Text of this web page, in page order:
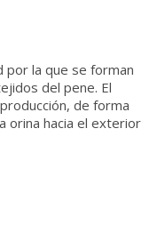
por la que se forman
del pene. El
de forma
orina hacia el exterior